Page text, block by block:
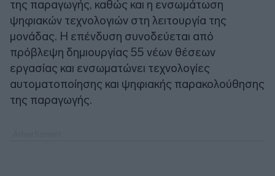
της παραγωγής, καθώς και η ενσωμάτωση
ψηφιακών τεχνολογιών στη λειτουργία της
μονάδας. Η επένδυση συνοδεύεται από
πρόβλεψη δημιουργίας 55 νέων θέσεων
εργασίας και ενσωματώνει τεχνολογίες
αυτοματοποίησης και ψηφιακής παρακολούθησης
της παραγωγής.